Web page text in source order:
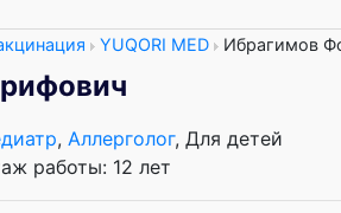
YUQORI MED Ибрагимов
, Аллерголог, Для детей
работы: 12 лет